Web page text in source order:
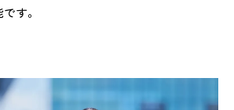
す。